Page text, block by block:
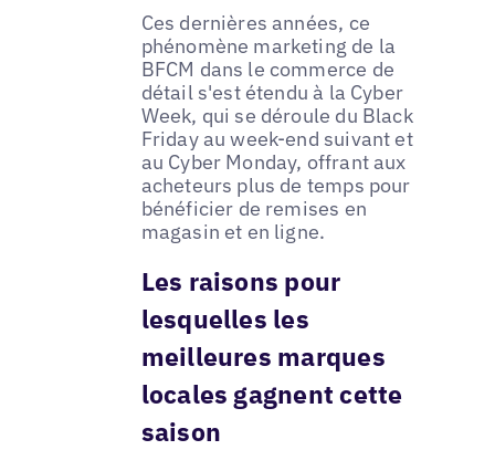
Ces dernières années, ce
phénomène marketing de la
BFCM dans le commerce de
détail s'est étendu à la Cyber
Week, qui se déroule du Black
Friday au week-end suivant et
au Cyber Monday, offrant aux
acheteurs plus de temps pour
bénéficier de remises en
magasin et en ligne.
Les raisons pour
lesquelles les
meilleures marques
locales gagnent cette
saison